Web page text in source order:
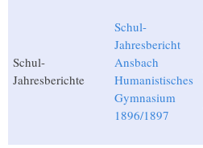
Schul-
Jahresberichte
Schul-
Jahresbericht
Ansbach
Humanistisches
Gymnasium
1896/1897